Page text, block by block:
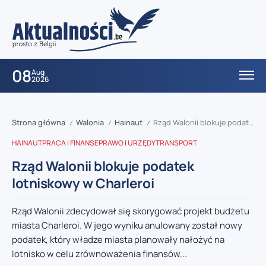
08Aug
2026
Strona główna / Walonia / Hainaut / Rząd Walonii blokuje podatek lotniskowy w Charleroi
HAINAUTPRACA I FINANSEPRAWO I URZĘDYTRANSPORT
Rząd Walonii blokuje podatek
lotniskowy w Charleroi
Rząd Walonii zdecydował się skorygować projekt budżetu
miasta Charleroi. W jego wyniku anulowany został nowy
podatek, który władze miasta planowały nałożyć na
lotnisko w celu zrównoważenia finansów...